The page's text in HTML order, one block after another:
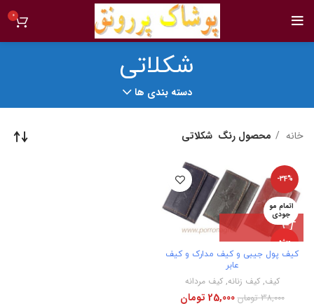
0
شکلاتی
دسته بندی ها
خانه محصول رنگ شکلاتی
-34%
اتمام مو
جودی
ویژه
کیف پول جیبی و کیف مدارک و کیف
عابر
کیف,کیف زنانه,کیف مردانه
38,000 تومان 25,000 تومان